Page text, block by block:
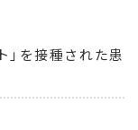
」を接種された患